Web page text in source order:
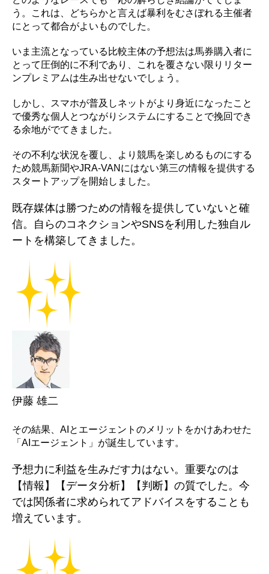
う。これは、どちらかと言えば暴利をむさぼれる主催者
にとって都合がよいものでした。
いま主流となっている比較主体の予想法は馬券購入者に
とって圧倒的に不利であり、これを覆さない限りリター
ンプレミアムは生み出せないでしょう。
しかし、スマホが普及しネットがより身近になったこと
で優秀な個人とつながりシステムにすることで挽回でき
る余地がでてきました。
その不利な状況を覆し、より競馬を楽しめるものにする
ため競馬新聞やJRA-VANにはない第三の情報を提供する
スタートアップを開始しました。
既存媒体は勝つための情報を提供していないと確
信。自らのコネクションやSNSを利用した独自ル
ートを構築してきました。
伊藤 雄二
その結果、AIとエージェントのメリットをかけあわせた
「AIエージェント」が誕生しています。
予想力に利益を生みだす力はない。重要なのは
【情報】【データ分析】【判断】の質でした。今
では関係者に求められてアドバイスをすることも
増えています。